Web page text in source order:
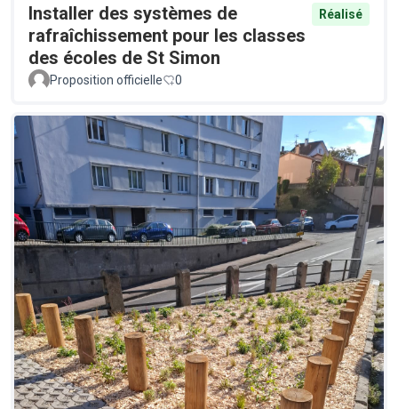
Installer des systèmes de
rafraîchissement pour les classes
des écoles de St Simon
Réalisé
Proposition officielle 0